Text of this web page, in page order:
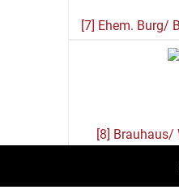
[7] Ehem. Burg/
[8] Brauhaus/